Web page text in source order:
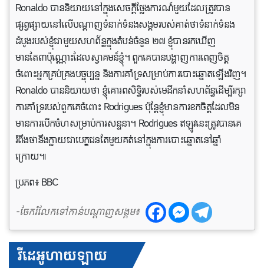
Ronaldo បាននិយាយនៅក្នុងសេចក្តីថ្លែងការណ៍មួយដែលត្រូវបាន
ផ្សព្វផ្សាយនៅលើបណ្តាញទំនាក់ទំនងសង្គមរបស់គាត់ថាទំនាក់ទំនង
ដំបូងរបស់ខ្ញុំជាមួយសហព័ន្ធក្នុងតំបន់ចំនួន ២៧ ខ្ញុំបានរកឃើញ
មានតែ៣ប៉ុណ្ណោះដែលស្វាគមន៍ខ្ញុំ។ ពួកគេបានបង្ហាញការពេញចិត្ត
ចំពោះអ្នកគ្រប់គ្រងបច្ចុប្បន្ន និងការគាំទ្រសម្រាប់ការបោះឆ្នោតឡើងវិញ។
Ronaldo បាននិយាយថា ខ្ញុំគោរពសិទ្ធិរបស់មេដឹកនាំសហព័ន្ធដើម្បីរក្សា
ការគាំទ្ររបស់ពួកគេចំពោះ Rodrigues ប៉ុន្តែខ្ញុំមានការខកចិត្តដែលមិន
មានការបើកចំហសម្រាប់ការសន្ទនា។ Rodrigues ឥឡូវនេះត្រូវបានគេ
រំពឹងថានឹងក្លាយជាបេក្ខជនតែមួយគត់នៅក្នុងការបោះឆ្នោតនៅឆ្នាំ
ក្រោយ៕
ប្រភព៖ BBC
-ចែករំលែកទៅកាន់បណ្តាញសង្គម៖
វីដេអូហាយឡាយ